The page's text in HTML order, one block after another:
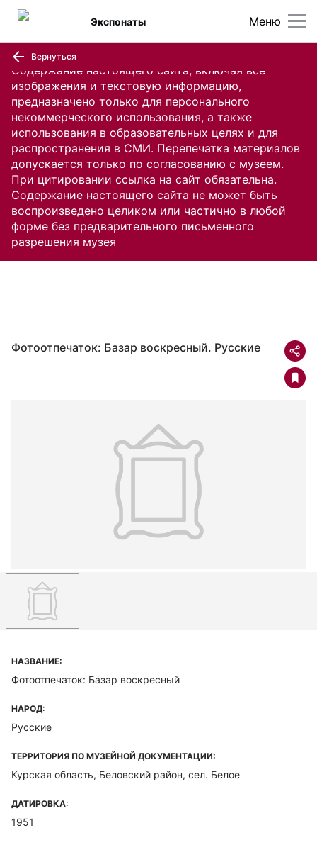
Содержание настоящего сайта, включая все
изображения и текстовую информацию,
предназначено только для персонального
некоммерческого использования, а также
использования в образовательных целях и для
распространения в СМИ. Перепечатка материалов
допускается только по согласованию с музеем.
При цитировании ссылка на сайт обязательна.
Содержание настоящего сайта не может быть
воспроизведено целиком или частично в любой
форме без предварительного письменного
разрешения музея
Меню
Экспонаты
Вернуться
Фотоотпечаток: Базар воскресный. Русские
НАЗВАНИЕ:
Фотоотпечаток: Базар воскресный
НАРОД:
Русские
ТЕРРИТОРИЯ ПО МУЗЕЙНОЙ ДОКУМЕНТАЦИИ:
Курская область, Беловский район, сел. Белое
ДАТИРОВКА:
1951